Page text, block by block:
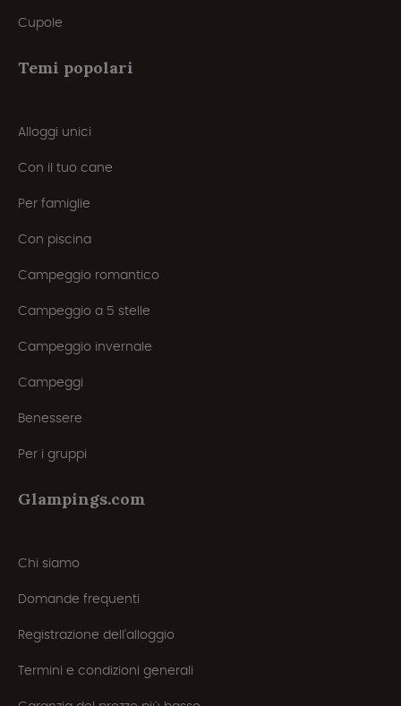
Cupole
Temi popolari
Alloggi unici
Con il tuo cane
Per famiglie
Con piscina
Campeggio romantico
Campeggio a 5 stelle
Campeggio invernale
Campeggi
Benessere
Per i gruppi
Glampings.com
Chi siamo
Domande frequenti
Registrazione dell'alloggio
Termini e condizioni generali